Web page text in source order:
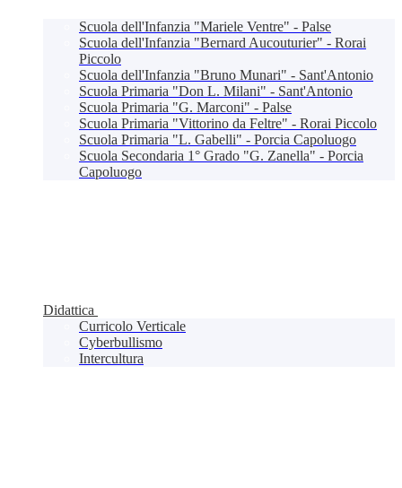
Scuola dell'Infanzia "Mariele Ventre" - Palse
Scuola dell'Infanzia "Bernard Aucouturier" - Rorai
Piccolo
Scuola dell'Infanzia "Bruno Munari" - Sant'Antonio
Scuola Primaria "Don L. Milani" - Sant'Antonio
Scuola Primaria "G. Marconi" - Palse
Scuola Primaria "Vittorino da Feltre" - Rorai Piccolo
Scuola Primaria "L. Gabelli" - Porcia Capoluogo
Scuola Secondaria 1° Grado "G. Zanella" - Porcia
Capoluogo
Didattica
Curricolo Verticale
Cyberbullismo
Intercultura